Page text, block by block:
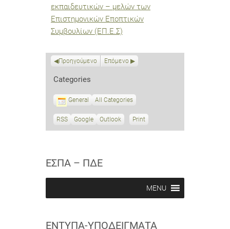
εκπαιδευτικών – μελών των
Επιστημονικών Εποπτικών
Συμβουλίων (ΕΠ.Ε.Σ)
Προηγούμενο Επόμενο
Categories
General All Categories
RSS
S
r
Google
S
r
Outlook Print
ΕΣΠΑ – ΠΔΕ
MENU
ΕΝΤΥΠΑ-ΥΠΟΔΕΙΓΜΑΤΑ